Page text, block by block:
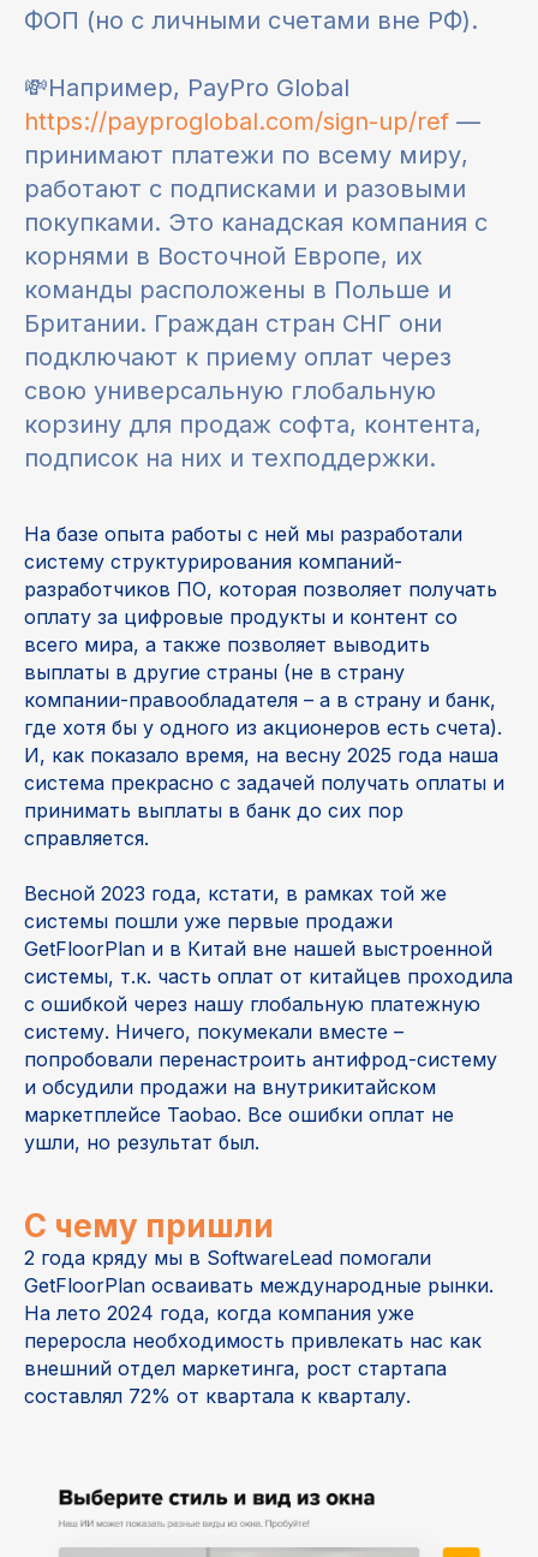
ФОП (но с личными счетами вне РФ).
💸Например, PayPro Global
https://payproglobal.com/sign-up/ref —
принимают платежи по всему миру,
работают с подписками и разовыми
покупками. Это канадская компания с
корнями в Восточной Европе, их
команды расположены в Польше и
Британии. Граждан стран СНГ они
подключают к приему оплат через
свою универсальную глобальную
корзину для продаж софта, контента,
подписок на них и техподдержки.
На базе опыта работы с ней мы разработали
систему структурирования компаний-
разработчиков ПО, которая позволяет получать
оплату за цифровые продукты и контент со
всего мира, а также позволяет выводить
выплаты в другие страны (не в страну
компании-правообладателя – а в страну и банк,
где хотя бы у одного из акционеров есть счета).
И, как показало время, на весну 2025 года наша
система прекрасно с задачей получать оплаты и
принимать выплаты в банк до сих пор
справляется.
Весной 2023 года, кстати, в рамках той же
системы пошли уже первые продажи
GetFloorPlan и в Китай вне нашей выстроенной
системы, т.к. часть оплат от китайцев проходила
с ошибкой через нашу глобальную платежную
систему. Ничего, покумекали вместе –
попробовали перенастроить антифрод-систему
и обсудили продажи на внутрикитайском
маркетплейсе Taobao. Все ошибки оплат не
ушли, но результат был.
C чему пришли
2 года кряду мы в SoftwareLead помогали
GetFloorPlan осваивать международные рынки.
На лето 2024 года, когда компания уже
переросла необходимость привлекать нас как
внешний отдел маркетинга, рост стартапа
составлял 72% от квартала к кварталу.